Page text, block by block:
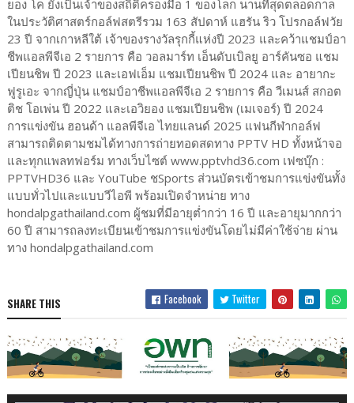
ยอง โค ยังเป็นเจ้าของสถิติครองมือ 1 ของโลก นานที่สุดตลอดกาล
ในประวัติศาสตร์กอล์ฟสตรีรวม 163 สัปดาห์ แฮรัน ริว โปรกอล์ฟวัย
23 ปี จากเกาหลีใต้ เจ้าของรางวัลรุกกี้แห่งปี 2023 และคว้าแชมป์อา
ชีพแอลพีจีเอ 2 รายการ คือ วอลมาร์ท เอ็นดับเบิลยู อาร์คันซอ แชม
เปียนชิพ ปี 2023 และเอฟเอ็ม แชมเปียนชิพ ปี 2024 และ อายากะ
ฟูรูเอะ จากญี่ปุ่น แชมป์อาชีพแอลพีจีเอ 2 รายการ คือ วีเมนส์ สกอต
ติช โอเพ่น ปี 2022 และเอวิยอง แชมเปียนชิพ (เมเจอร์) ปี 2024
การแข่งขัน ฮอนด้า แอลพีจีเอ ไทยแลนด์ 2025 แฟนกีฬากอล์ฟ
สามารถติดตามชมได้ทางการถ่ายทอดสดทาง PPTV HD ทั้งหน้าจอ
และทุกแพลทฟอร์ม ทางเว็บไซต์ www.pptvhd36.com เฟซบุ๊ก :
PPTVHD36 และ YouTube ชSports ส่วนบัตรเข้าชมการแข่งขันทั้ง
แบบทั่วไปและแบบวีไอพี พร้อมเปิดจำหน่าย ทาง
hondalpgathailand.com ผู้ชมที่มีอายุต่ำกว่า 16 ปี และอายุมากกว่า
60 ปี สามารถลงทะเบียนเข้าชมการแข่งขันโดยไม่มีค่าใช้จ่าย ผ่าน
ทาง hondalpgathailand.com
SHARE THIS Facebook Twitter